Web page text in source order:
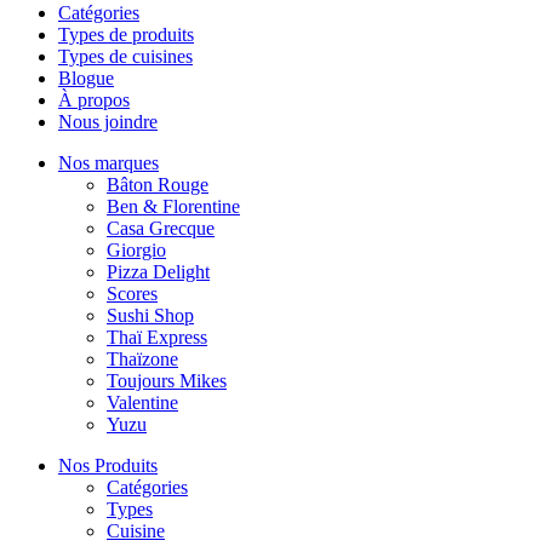
Catégories
Types de produits
Types de cuisines
Blogue
À propos
Nous joindre
Nos marques
Bâton Rouge
Ben & Florentine
Casa Grecque
Giorgio
Pizza Delight
Scores
Sushi Shop
Thaï Express
Thaïzone
Toujours Mikes
Valentine
Yuzu
Nos Produits
Catégories
Types
Cuisine